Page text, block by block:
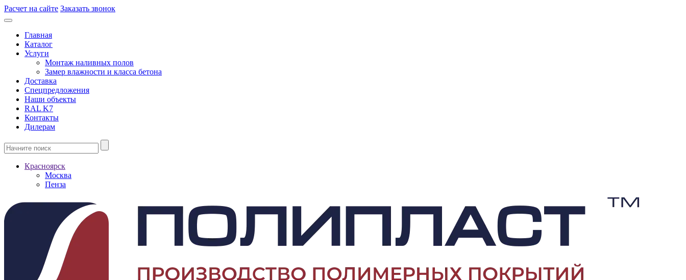
Расчет на сайте Заказать звонок
Главная
Каталог
Услуги
Монтаж наливных полов
Замер влажности и класса бетона
Доставка
Спецпредложения
Наши объекты
RAL K7
Контакты
Дилерам
Красноярск
Москва
Пенза